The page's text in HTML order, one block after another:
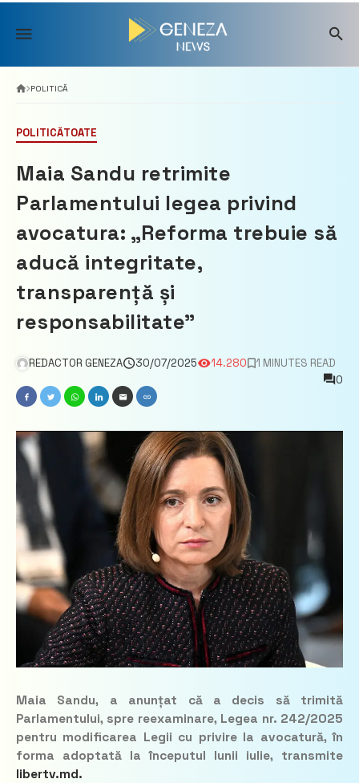
Skip
content
POLITICĂ
POLITICĂTOATE
Maia Sandu retrimite
Parlamentului legea privind
avocatura: „Reforma trebuie să
aducă integritate,
transparență și
responsabilitate”
REDACTOR GENEZA 30/07/2025 14.280
1 MINUTES READ
0
Maia Sandu, a anunțat că a decis să trimită
Parlamentului, spre reexaminare, Legea nr. 242/2025
pentru modificarea Legii cu privire la avocatură, în
forma adoptată la începutul lunii iulie, transmite
libertv.md.